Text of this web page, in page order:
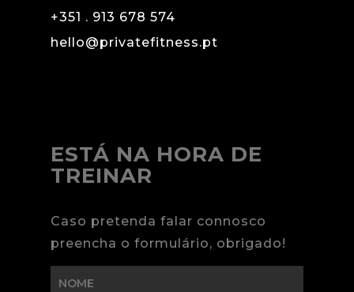
+351 . 913 678 574
hello@privatefitness.pt
ESTÁ NA HORA DE
TREINAR
Caso pretenda falar connosco
preencha o formulário, obrigado!